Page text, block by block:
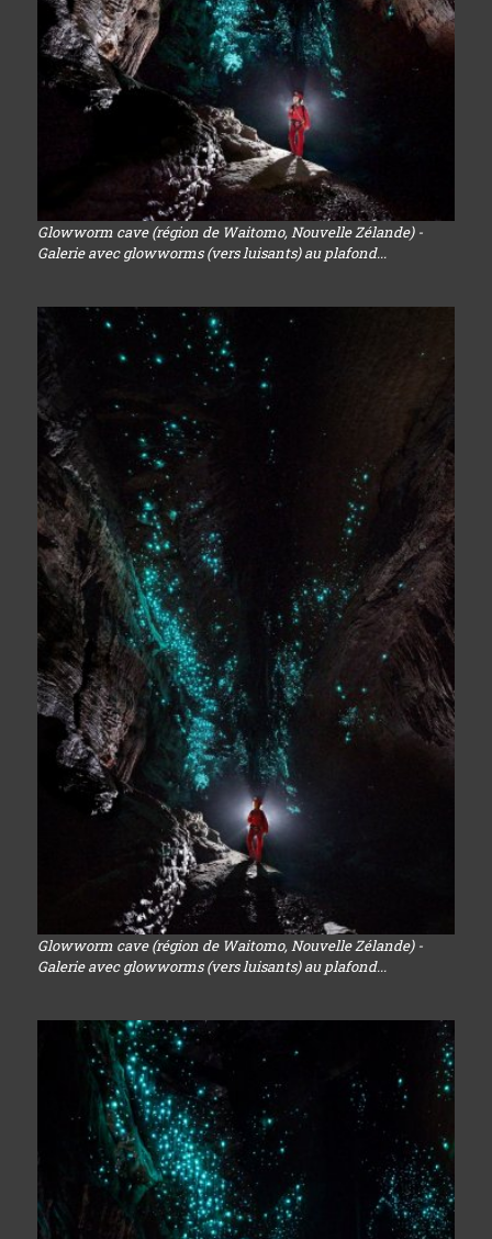
Glowworm cave (région de Waitomo, Nouvelle Zélande) -
Galerie avec glowworms (vers luisants) au plafond...
Glowworm cave (région de Waitomo, Nouvelle Zélande) -
Galerie avec glowworms (vers luisants) au plafond...